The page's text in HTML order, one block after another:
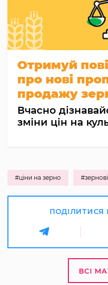
Отримуй
про нові
продажу
Вчасно
зміни цін на
#ціни на зерно
ПОДІЛИТИСЯ
ВСІ